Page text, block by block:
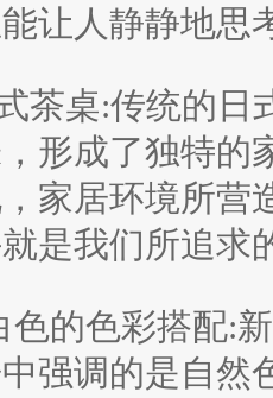
让人静静地思
桌:传统的日
形成了独特的
家居环境所营
是我们所追求
的色彩搭配:新
强调的是自然